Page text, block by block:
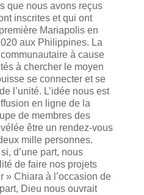
que nous avons reçus
inscrites et qui ont
Mariapolis en
aux Philippines. La
à cause
à chercher le moyen
se connecter et se
l’unité. L’idée nous est
en ligne de la
de membres des
être un rendez-vous
mille personnes.
d’une part, nous
de faire nos projets
» Chiara à l’occasion de
Dieu nous ouvrait